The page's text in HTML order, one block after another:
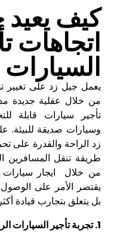
كيف
اتجاهات
من خلال عقلية جديدة
تأجير سيارات قابلة
وسيارات صديقة للبيئة.
زد الراحة والقدرة على
طريقة تنقل المسافرين
من خلال ايجار سيارات
يقتصر الأمر على
بل يتعلق بتجارب قيادة
1. تجربة تأجير السيارات الرقمية أولاً